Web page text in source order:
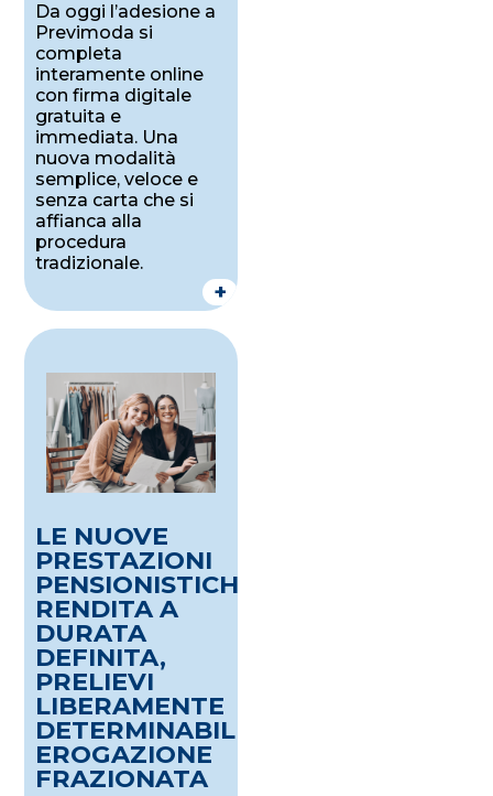
Da oggi l’adesione a
Previmoda si
completa
interamente online
con firma digitale
gratuita e
immediata. Una
nuova modalità
semplice, veloce e
senza carta che si
affianca alla
procedura
tradizionale.
+
LE NUOVE
PRESTAZIONI
PENSIONISTICHE:
RENDITA A
DURATA
DEFINITA,
PRELIEVI
LIBERAMENTE
DETERMINABILI,
EROGAZIONE
FRAZIONATA